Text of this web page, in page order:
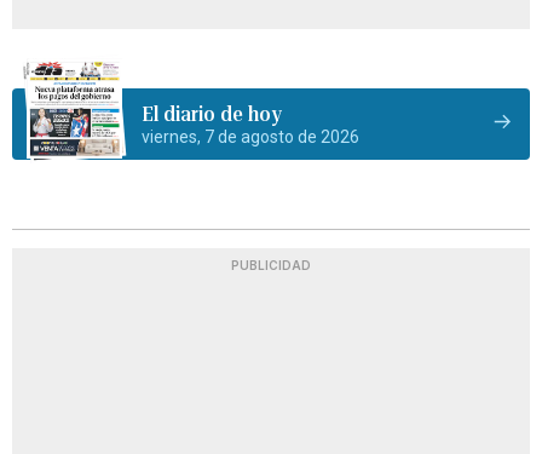
El diario de hoy
viernes, 7 de agosto de 2026
PUBLICIDAD